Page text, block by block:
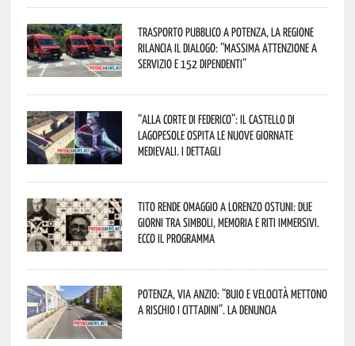
Trasporto pubblico a Potenza, la Regione
rilancia il dialogo: “Massima attenzione a
servizio e 152 dipendenti”
“Alla corte di Federico”: il Castello di
Lagopesole ospita le nuove Giornate
Medievali. I dettagli
Tito rende omaggio a Lorenzo Ostuni: due
giorni tra simboli, memoria e riti immersivi.
Ecco il programma
Potenza, Via Anzio: “Buio e velocità mettono
a rischio i cittadini”. La denuncia